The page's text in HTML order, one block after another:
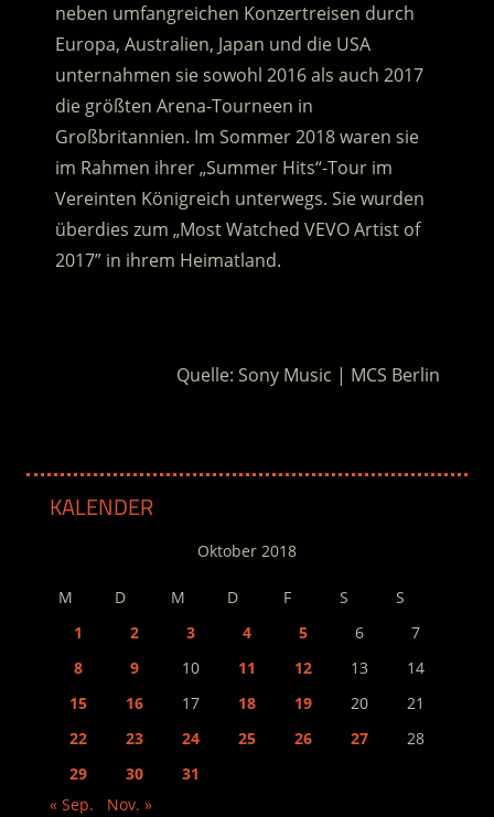
neben umfangreichen Konzertreisen durch
Europa, Australien, Japan und die USA
unternahmen sie sowohl 2016 als auch 2017
die größten Arena-Tourneen in
Großbritannien. Im Sommer 2018 waren sie
im Rahmen ihrer „Summer Hits“-Tour im
Vereinten Königreich unterwegs. Sie wurden
überdies zum „Most Watched VEVO Artist of
2017” in ihrem Heimatland.
Quelle: Sony Music | MCS Berlin
KALENDER
Oktober 2018
M D M D F S
S
1
2 3 4 5 6
7
8
9 10 11 12 13
14
15
16 17 18 19 20
21
22
23 24 25 26 27
28
29
30
31
« Sep.
Nov. »